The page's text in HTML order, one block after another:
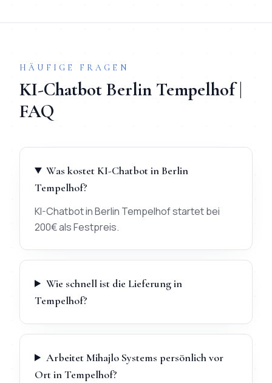
HÄUFIGE FRAGEN
KI-ChatbotBerlin Tempelhof|
FAQ
Was kostet KI-Chatbot in Berlin
Tempelhof?
KI-Chatbot in Berlin Tempelhof startet bei
200€ als Festpreis.
Wie schnell ist die Lieferung in
Tempelhof?
Arbeitet Mihajlo Systems persönlich vor
Ort in Tempelhof?